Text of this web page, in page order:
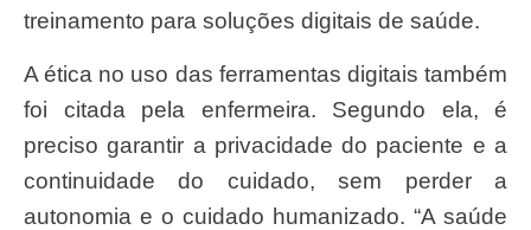
treinamento para soluções digitais de saúde.
A ética no uso das ferramentas digitais também
foi citada pela enfermeira. Segundo ela, é
preciso garantir a privacidade do paciente e a
continuidade do cuidado, sem perder a
autonomia e o cuidado humanizado. “A saúde